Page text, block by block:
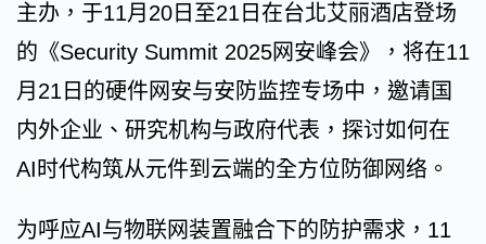
主办，于11月20日至21日在台北艾丽酒店登场
的《Security Summit 2025网安峰会》，将在11
月21日的硬件网安与安防监控专场中，邀请国
内外企业、研究机构与政府代表，探讨如何在
AI时代构筑从元件到云端的全方位防御网络。
为呼应AI与物联网装置融合下的防护需求，11